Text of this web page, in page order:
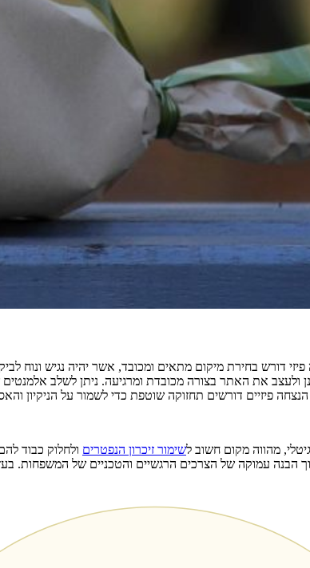
דורש בחירת מיקום מתאים ומכובד, אשר יהיה נגיש ונוח
ולעצב את האתר בצורה מכובדת ומרגיעה. ניתן לשלב
פיזיים דורשים תחזוקה שוטפת כדי לשמור על הניקיון
מהווה מקום חשוב לשימור זיכרון הנפטרים ולחלוק כבוד
עמוקה של הצרכים הרגשיים והטכניים של המשפחות.